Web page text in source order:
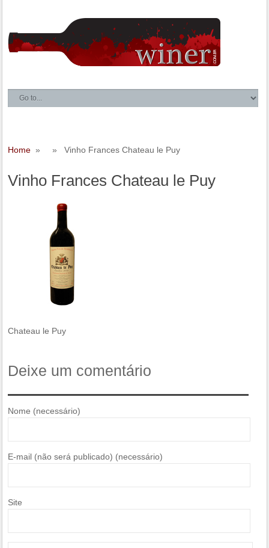
Home » » Vinho Frances Chateau le Puy
Vinho Frances Chateau le Puy
Chateau le Puy
Deixe um comentário
Nome (necessário)
E-mail (não será publicado) (necessário)
Site